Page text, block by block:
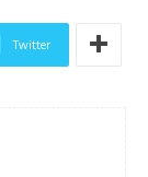
Twitter